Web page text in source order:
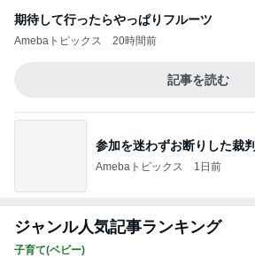
期待して行ったらやっぱりフルーツ
Amebaトピックス 20時間前
記事を読む
参加を迷わずお断りした裁判
Amebaトピックス 1日前
ジャンル人気記事ランキング
子育て(ベビー)